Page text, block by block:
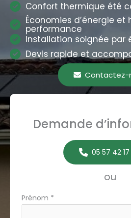
Confort thermique été
Économies d’énergie et
performance
Installation soignée par
Devis rapide et
Contactez-
Demande
05 57 42
ou
Formulaire
Prénom *